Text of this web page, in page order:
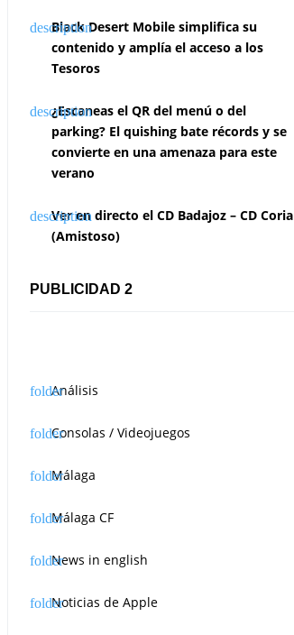
Black Desert Mobile simplifica su
contenido y amplía el acceso a los
Tesoros
¿Escaneas el QR del menú o del
parking? El quishing bate récords y se
convierte en una amenaza para este
verano
Ver en directo el CD Badajoz – CD Coria
(Amistoso)
PUBLICIDAD 2
Análisis
Consolas / Videojuegos
Málaga
Málaga CF
News in english
Noticias de Apple